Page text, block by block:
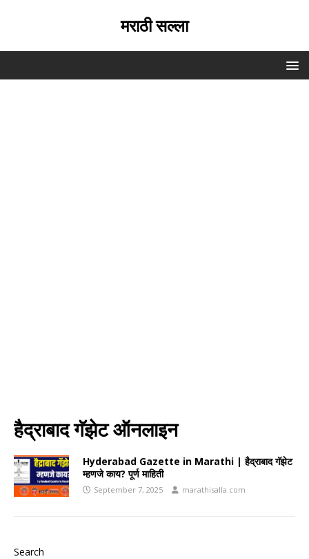
मराठी सल्ला
हैद्राबाद गॅझेट ऑनलाइन
Hyderabad Gazette in Marathi | हैद्राबाद गॅझेट
म्हणजे काय? पूर्ण माहिती
September 7, 2025 marathisalla.com
Search